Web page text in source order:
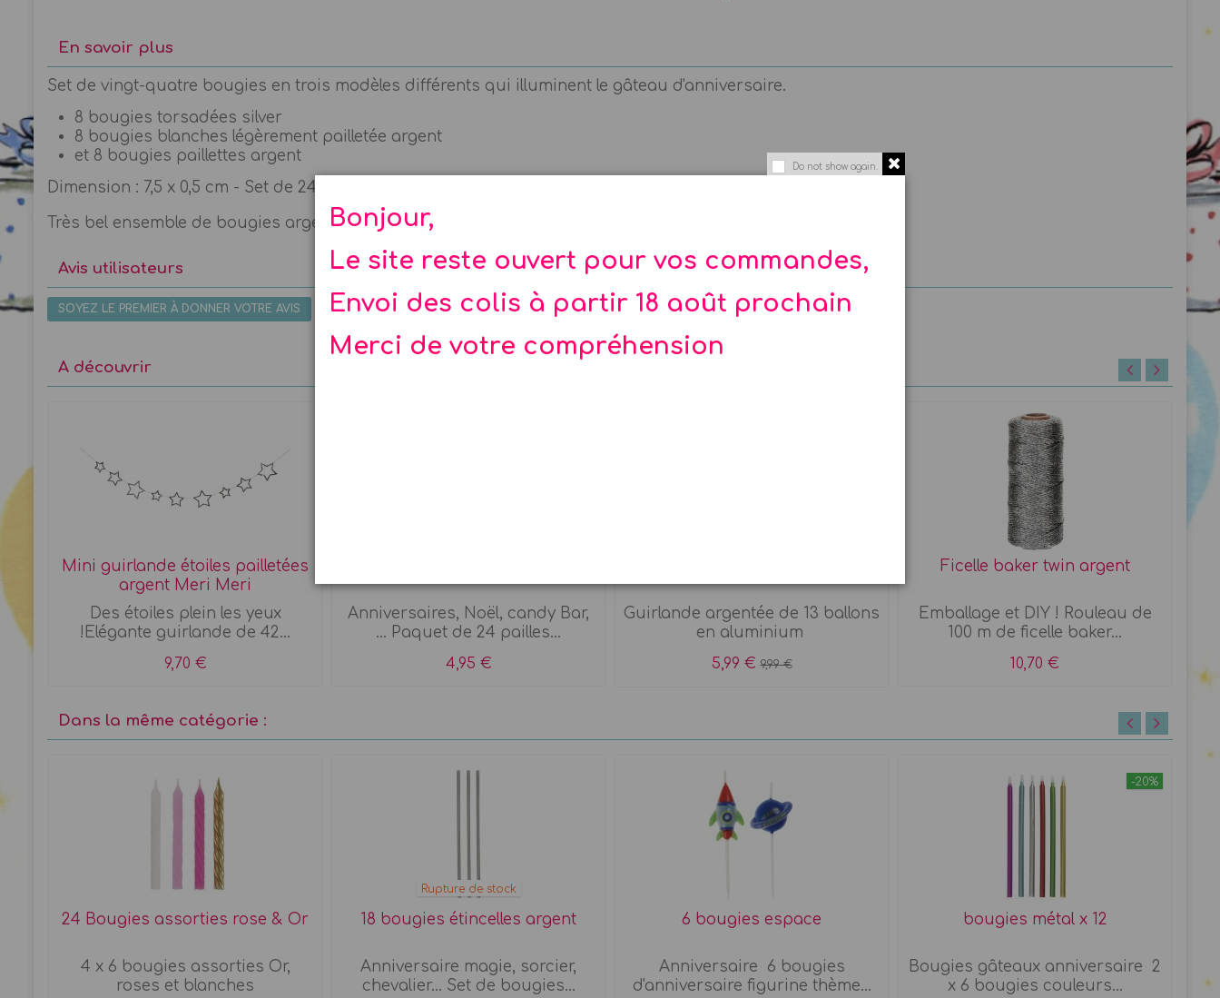
Do not show again.
Bonjour,
Le site reste ouvert pour vos commandes,
Envoi des colis à partir 18 août prochain
Merci de votre compréhension
En savoir plus
Set de vingt-quatre bougies en trois modèles différents qui illuminent le gâteau d'anniversaire.
8 bougies torsadées silver
8 bougies blanches légèrement pailletée argent
et 8 bougies paillettes argent
Dimension : 7,5 x 0,5 cm - Set de 24 exemplaires
Très bel ensemble de bougies argentées La Fée
Avis utilisateurs
SOYEZ LE PREMIER À DONNER VOTRE AVIS
A découvrir
Mini guirlande étoiles pailletées
argent Meri Meri
Des étoiles plein les yeux
!Elégante guirlande de 42...
9,70 €
Anniversaires, Noël, candy Bar,
... Paquet de 24 pailles...
4,95 €
Guirlande argentée de 13 ballons
en aluminium
5,99 €9,99 €
Ficelle baker twin argent
Emballage et DIY ! Rouleau de
100 m de ficelle baker...
10,70 €
Dans la même catégorie :
24 Bougies assorties rose & Or
4 x 6 bougies assorties Or,
roses et blanches
Rupture de stock
18 bougies étincelles argent
Anniversaire magie, sorcier,
chevalier... Set de bougies...
6 bougies espace
Anniversaire 6 bougies
d'anniversaire figurine thème...
-20%
bougies métal x 12
Bougies gâteaux anniversaire 2
x 6 bougies couleurs...